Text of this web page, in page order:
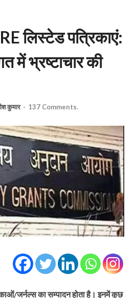
लिस्टेड पत्रिकाएं:
में भ्रष्टाचार की
कुमार - 137 Comments.
जर्नल्स का सम्पादन होता है। इनमें कुछ